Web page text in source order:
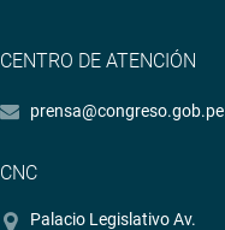
CENTRO DE ATENCIÓN
prensa@congreso.gob.pe
CNC
Palacio Legislativo Av.